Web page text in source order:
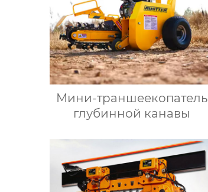
Мини-траншеекопатель
глубинной канавы